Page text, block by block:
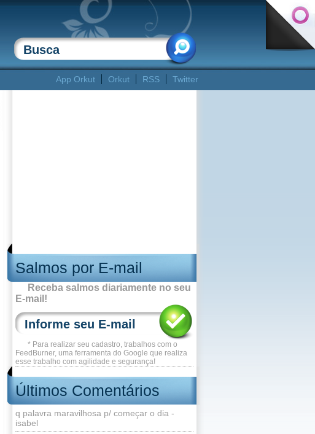
App Orkut Orkut RSS Twitter
Salmos por E-mail
Receba salmos diariamente no seu
E-mail!
* Para realizar seu cadastro, trabalhos com o
FeedBurner, uma ferramenta do Google que realiza
esse trabalho com agilidade e segurança!
Últimos Comentários
q palavra maravilhosa p/ começar o dia -
isabel